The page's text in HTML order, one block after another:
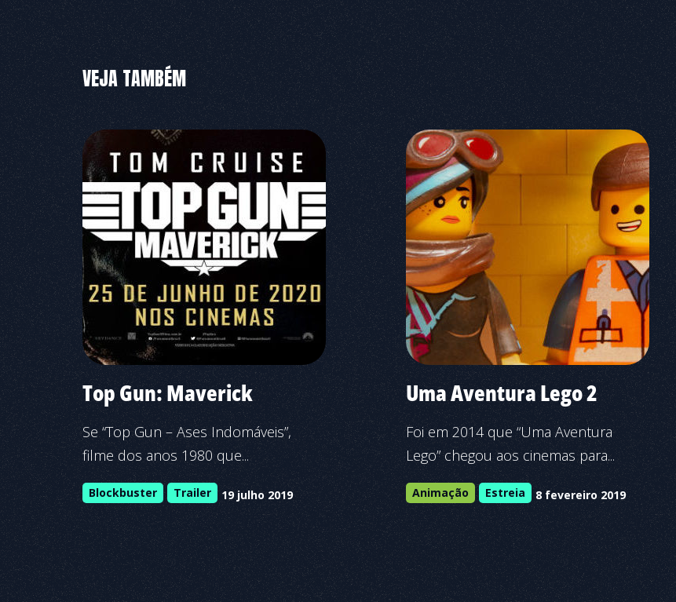
VEJA TAMBÉM
Top Gun: Maverick
Se “Top Gun – Ases Indomáveis”,
filme dos anos 1980 que...
Blockbuster Trailer 19 julho 2019
Uma Aventura Lego 2
Foi em 2014 que “Uma Aventura
Lego” chegou aos cinemas para...
Animação Estreia 8 fevereiro 2019